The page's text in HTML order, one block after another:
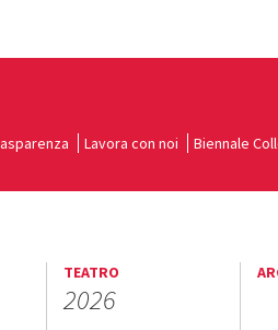
Lavora con noi Biennale
TEATRO
2026